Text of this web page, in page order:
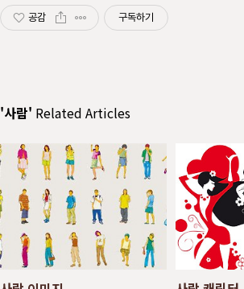
공감 구독하기
'사람' Related Articles